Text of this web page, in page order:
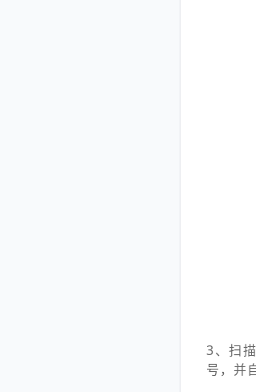
3、扫
号，并